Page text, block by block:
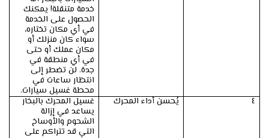
خدمة متنقلة! يمكنك
الحصول على الخدمة
في أي مكان تختاره،
سواء كان منزلك أو
مكان عملك أو حتى
في أي منطقة في
جدة. لن تضطر إلى
انتظار ساعات في
محطة غسيل سيارات.
٤
يُحسن أداء المحرك غسيل المحرك بالبخار
يساعد في إزالة
الشحوم والأوساخ
التي قد تتراكم على